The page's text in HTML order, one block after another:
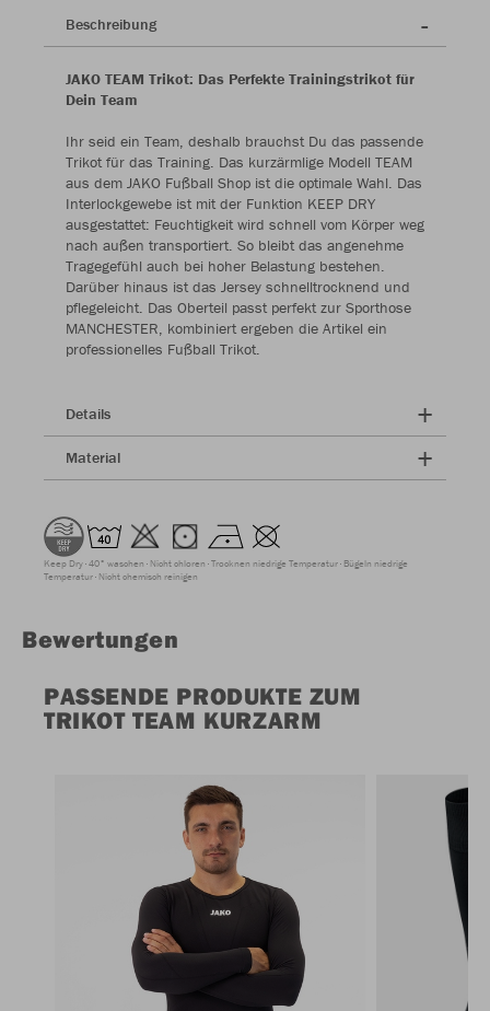
Beschreibung
JAKO TEAM Trikot: Das Perfekte Trainingstrikot für
Dein Team
Ihr seid ein Team, deshalb brauchst Du das passende
Trikot für das Training. Das kurzärmlige Modell TEAM
aus dem JAKO Fußball Shop ist die optimale Wahl. Das
Interlockgewebe ist mit der Funktion KEEP DRY
ausgestattet: Feuchtigkeit wird schnell vom Körper weg
nach außen transportiert. So bleibt das angenehme
Tragegefühl auch bei hoher Belastung bestehen.
Darüber hinaus ist das Jersey schnelltrocknend und
pflegeleicht. Das Oberteil passt perfekt zur Sporthose
MANCHESTER, kombiniert ergeben die Artikel ein
professionelles Fußball Trikot.
Details
Material
Keep Dry 40° waschen Nicht chloren Trocknen niedrige Temperatur Bügeln niedrige
Temperatur Nicht chemisch reinigen
Bewertungen
PASSENDE PRODUKTE ZUM
TRIKOT TEAM KURZARM